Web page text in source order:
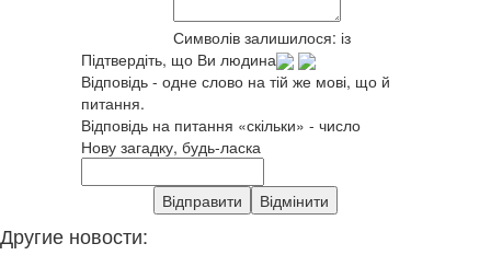
Символів залишилося: із
Підтвердіть, що Ви людина
Відповідь - одне слово на тій же мові, що й
питання.
Відповідь на питання «скільки» - число
Нову загадку, будь-ласка
Другие новости: